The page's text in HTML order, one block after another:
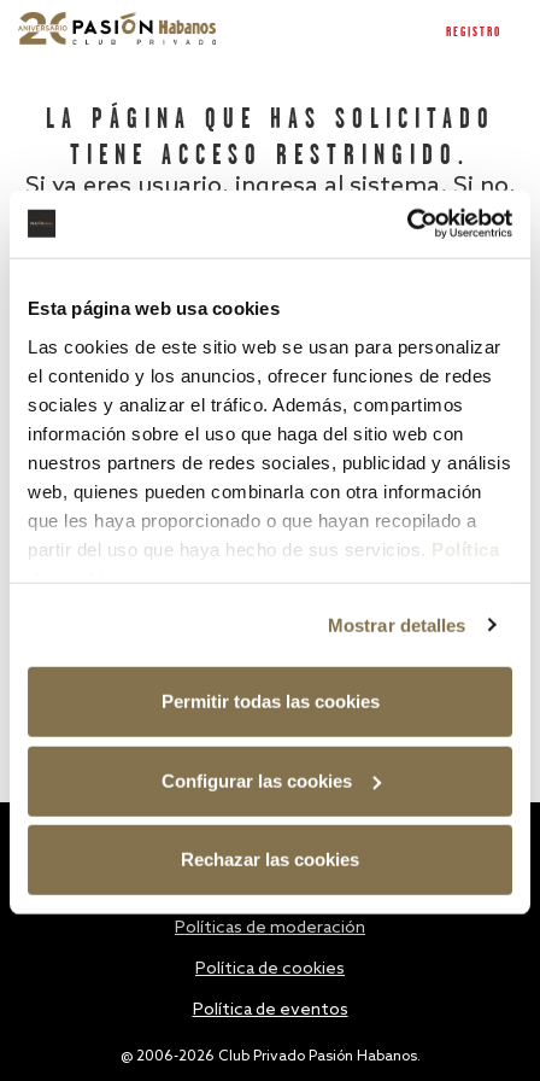
Esta página web usa cookies
Las cookies de este sitio web se usan para personalizar
el contenido y los anuncios, ofrecer funciones de redes
sociales y analizar el tráfico. Además, compartimos
información sobre el uso que haga del sitio web con
nuestros partners de redes sociales, publicidad y análisis
web, quienes pueden combinarla con otra información
que les haya proporcionado o que hayan recopilado a
partir del uso que haya hecho de sus servicios. Política
Mostrar detalles
Permitir todas las cookies
Configurar las cookies
Rechazar las cookies
REGISTRO
LA PÁGINA QUE HAS SOLICITADO
TIENE ACCESO RESTRINGIDO.
Si ya eres usuario, ingresa al sistema. Si no,
¿Has olvidado tu contraseña?
@ 2006-2026 Club Privado Pasión Habanos.
Políticas de moderación
Política de cookies
Política de eventos